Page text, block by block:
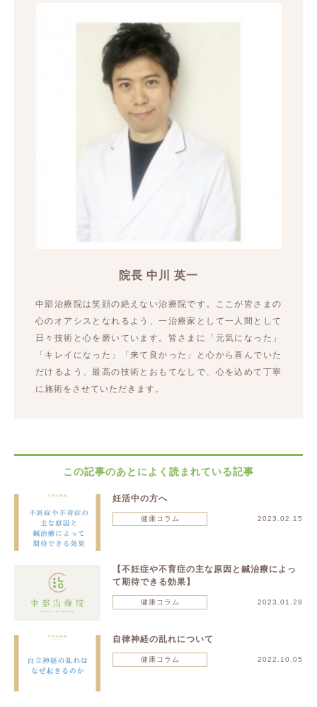
院長 中川 英一
中部治療院は笑顔の絶えない治療院です。ここが皆さまの
心のオアシスとなれるよう、一治療家として一人間として
日々技術と心を磨いています。皆さまに「元気になった」
「キレイになった」「来て良かった」と心から喜んでいた
だけるよう、最高の技術とおもてなしで、心を込めて丁寧
に施術をさせていただきます。
この記事のあとによく読まれている記事
妊活中の方へ
健康コラム 2023.02.15
【不妊症や不育症の主な原因と鍼治療によっ
て期待できる効果】
健康コラム 2023.01.28
自律神経の乱れについて
健康コラム 2022.10.05